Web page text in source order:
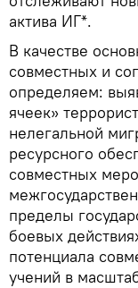
актива ИГ*.
В качестве
совместных и
определяем:
ячеек»
нелегальной
ресурсного
совместных
пределы
боевых
потенциала
учений в